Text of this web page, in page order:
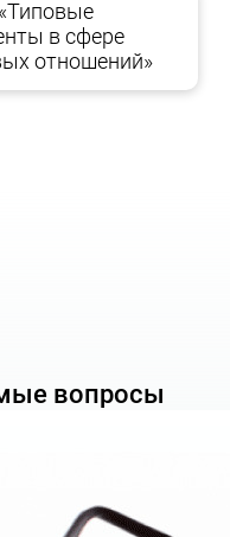
на использование
12000
6000
концессии
3000
в сфере
отношений»
вопросы